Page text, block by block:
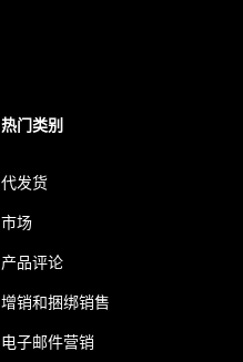
热门类别
代发货
市场
产品评论
增销和捆绑销售
电子邮件营销